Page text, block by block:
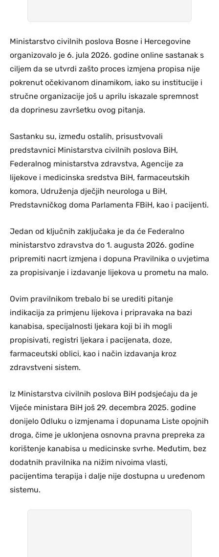
Ministarstvo civilnih poslova Bosne i Hercegovine
organizovalo je 6. jula 2026. godine online sastanak s
ciljem da se utvrdi zašto proces izmjena propisa nije
pokrenut očekivanom dinamikom, iako su institucije i
stručne organizacije još u aprilu iskazale spremnost
da doprinesu završetku ovog pitanja.
Sastanku su, između ostalih, prisustvovali
predstavnici Ministarstva civilnih poslova BiH,
Federalnog ministarstva zdravstva, Agencije za
lijekove i medicinska sredstva BiH, farmaceutskih
komora, Udruženja dječjih neurologa u BiH,
Predstavničkog doma Parlamenta FBiH, kao i pacijenti.
Jedan od ključnih zaključaka je da će Federalno
ministarstvo zdravstva do 1. augusta 2026. godine
pripremiti nacrt izmjena i dopuna Pravilnika o uvjetima
za propisivanje i izdavanje lijekova u prometu na malo.
Ovim pravilnikom trebalo bi se urediti pitanje
indikacija za primjenu lijekova i pripravaka na bazi
kanabisa, specijalnosti ljekara koji bi ih mogli
propisivati, registri ljekara i pacijenata, doze,
farmaceutski oblici, kao i način izdavanja kroz
zdravstveni sistem.
Iz Ministarstva civilnih poslova BiH podsjećaju da je
Vijeće ministara BiH još 29. decembra 2025. godine
donijelo Odluku o izmjenama i dopunama Liste opojnih
droga, čime je uklonjena osnovna pravna prepreka za
korištenje kanabisa u medicinske svrhe. Međutim, bez
dodatnih pravilnika na nižim nivoima vlasti,
pacijentima terapija i dalje nije dostupna u uređenom
sistemu.